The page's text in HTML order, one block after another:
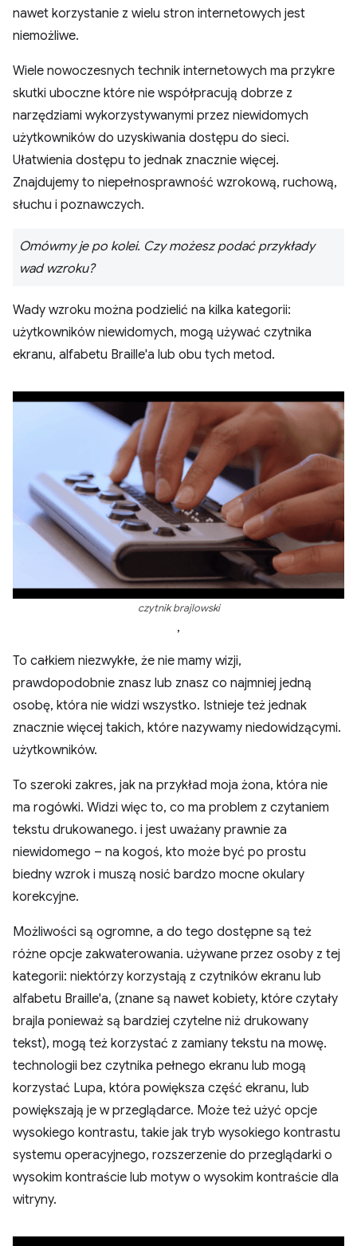
nawet korzystanie z wielu stron internetowych jest
niemożliwe.
Wiele nowoczesnych technik internetowych ma przykre
skutki uboczne które nie współpracują dobrze z
narzędziami wykorzystywanymi przez niewidomych
użytkowników do uzyskiwania dostępu do sieci.
Ułatwienia dostępu to jednak znacznie więcej.
Znajdujemy to niepełnosprawność wzrokową, ruchową,
słuchu i poznawczych.
Omówmy je po kolei. Czy możesz podać przykłady
wad wzroku?
Wady wzroku można podzielić na kilka kategorii:
użytkowników niewidomych, mogą używać czytnika
ekranu, alfabetu Braille'a lub obu tych metod.
czytnik brajlowski
,
To całkiem niezwykłe, że nie mamy wizji,
prawdopodobnie znasz lub znasz co najmniej jedną
osobę, która nie widzi wszystko. Istnieje też jednak
znacznie więcej takich, które nazywamy niedowidzącymi.
użytkowników.
To szeroki zakres, jak na przykład moja żona, która nie
ma rogówki. Widzi więc to, co ma problem z czytaniem
tekstu drukowanego. i jest uważany prawnie za
niewidomego – na kogoś, kto może być po prostu
biedny wzrok i muszą nosić bardzo mocne okulary
korekcyjne.
Możliwości są ogromne, a do tego dostępne są też
różne opcje zakwaterowania. używane przez osoby z tej
kategorii: niektórzy korzystają z czytników ekranu lub
alfabetu Braille'a, (znane są nawet kobiety, które czytały
brajla ponieważ są bardziej czytelne niż drukowany
tekst), mogą też korzystać z zamiany tekstu na mowę.
technologii bez czytnika pełnego ekranu lub mogą
korzystać Lupa, która powiększa część ekranu, lub
powiększają je w przeglądarce. Może też użyć opcje
wysokiego kontrastu, takie jak tryb wysokiego kontrastu
systemu operacyjnego, rozszerzenie do przeglądarki o
wysokim kontraście lub motyw o wysokim kontraście dla
witryny.